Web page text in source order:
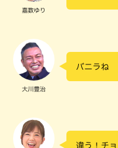
嘉数ゆり
大川豊治
バニラね
違う！チョ